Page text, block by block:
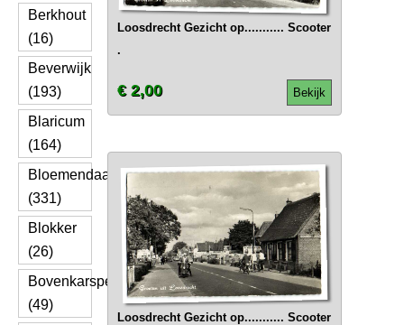
Berkhout
(16)
Beverwijk
(193)
Blaricum
(164)
Bloemendaal
(331)
Blokker
(26)
Bovenkarspel
(49)
Loosdrecht Gezicht op........... Scooter
.
Bekijk
€ 2,00
Loosdrecht Gezicht op........... Scooter